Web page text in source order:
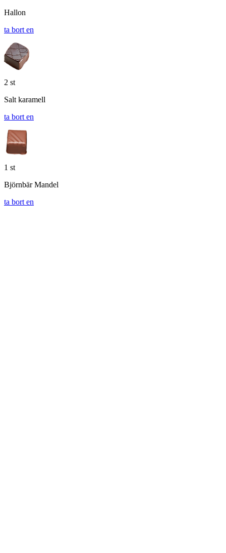
Hallon
ta bort en
2 st
Salt karamell
ta bort en
1 st
Björnbär Mandel
ta bort en